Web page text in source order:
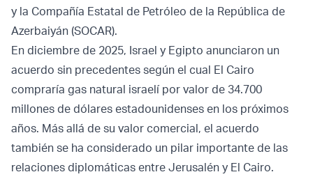
y la Compañía Estatal de Petróleo de la República de
Azerbaiyán (SOCAR).
En diciembre de 2025, Israel y Egipto anunciaron un
acuerdo sin precedentes según el cual El Cairo
compraría gas natural israelí por valor de 34.700
millones de dólares estadounidenses en los próximos
años. Más allá de su valor comercial, el acuerdo
también se ha considerado un pilar importante de las
relaciones diplomáticas entre Jerusalén y El Cairo.